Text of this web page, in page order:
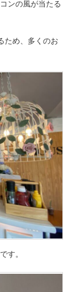
ンの風が当たる
ため、多くのお
す。